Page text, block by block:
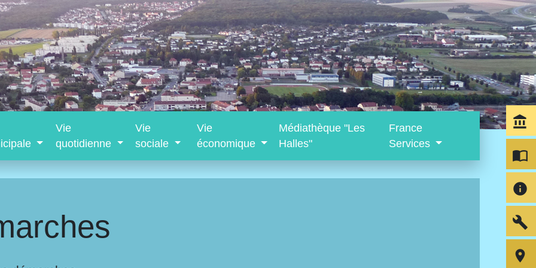
Vie
quotidienne
Vie
sociale
Vie
économique
Médiathèque "Les
Halles"
France
Services
account_balance
import_contacts
info
build
room